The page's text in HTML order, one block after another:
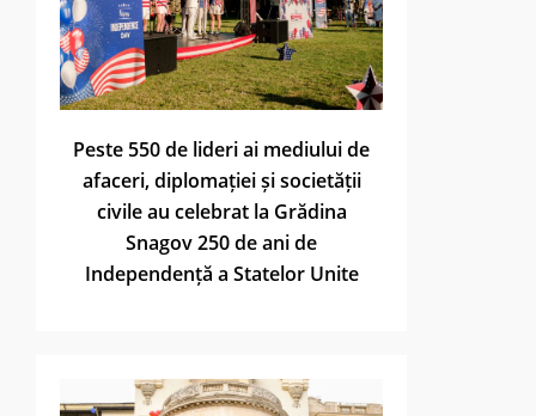
Peste 550 de lideri ai mediului de
afaceri, diplomației și societății
civile au celebrat la Grădina
Snagov 250 de ani de
Independență a Statelor Unite